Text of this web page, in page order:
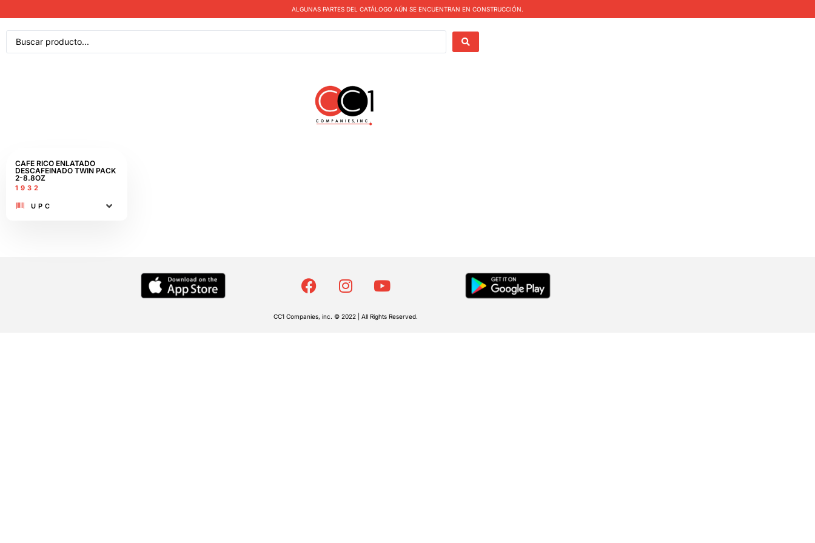
ALGUNAS PARTES DEL CATÁLOGO AÚN SE ENCUENTRAN EN CONSTRUCCIÓN.
CAFE RICO ENLATADO
DESCAFEINADO TWIN PACK
2-8.8OZ
1932
UPC
CC1 Companies, inc. © 2022 | All Rights Reserved.